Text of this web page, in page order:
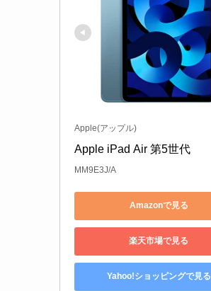
Apple(アップル)
Apple iPad Air 第5世代
MM9E3J/A
Amazonで見る
楽天市場で見る
Yahoo!ショッピングで見る